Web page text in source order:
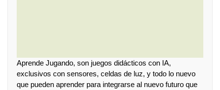
Aprende Jugando, son juegos didácticos con IA,
exclusivos con sensores, celdas de luz, y todo lo nuevo
que pueden aprender para integrarse al nuevo futuro que